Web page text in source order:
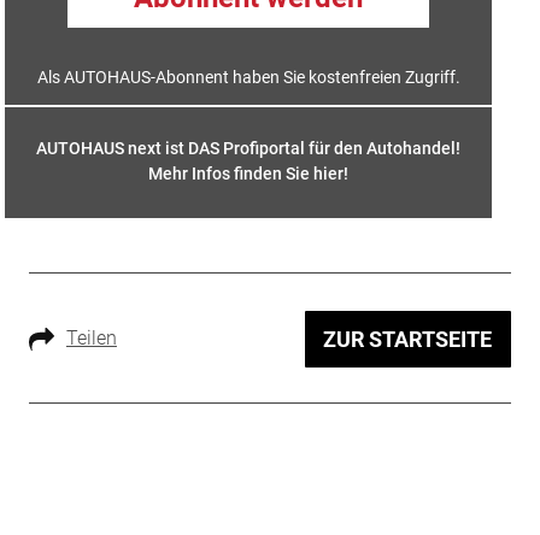
Als AUTOHAUS-Abonnent haben Sie kostenfreien Zugriff.
AUTOHAUS next ist DAS Profiportal für den Autohandel!
Mehr Infos finden Sie hier!
Teilen ZUR STARTSEITE